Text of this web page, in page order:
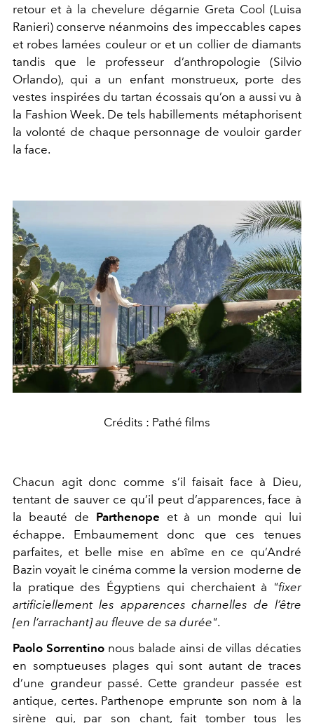
retour et à la chevelure dégarnie Greta Cool (Luisa
Ranieri) conserve néanmoins des impeccables capes
et robes lamées couleur or et un collier de diamants
tandis que le professeur d’anthropologie (Silvio
Orlando), qui a un enfant monstrueux, porte des
vestes inspirées du tartan écossais qu’on a aussi vu à
la Fashion Week. De tels habillements métaphorisent
la volonté de chaque personnage de vouloir garder
la face.
Crédits : Pathé films
Chacun agit donc comme s’il faisait face à Dieu,
tentant de sauver ce qu’il peut d’apparences, face à
la beauté de Parthenope et à un monde qui lui
échappe. Embaumement donc que ces tenues
parfaites, et belle mise en abîme en ce qu’André
Bazin voyait le cinéma comme la version moderne de
la pratique des Égyptiens qui cherchaient à "fixer
artificiellement les apparences charnelles de l’être
[en l’arrachant] au fleuve de sa durée".
Paolo Sorrentino nous balade ainsi de villas décaties
en somptueuses plages qui sont autant de traces
d’une grandeur passé. Cette grandeur passée est
antique, certes. Parthenope emprunte son nom à la
sirène qui, par son chant, fait tomber tous les